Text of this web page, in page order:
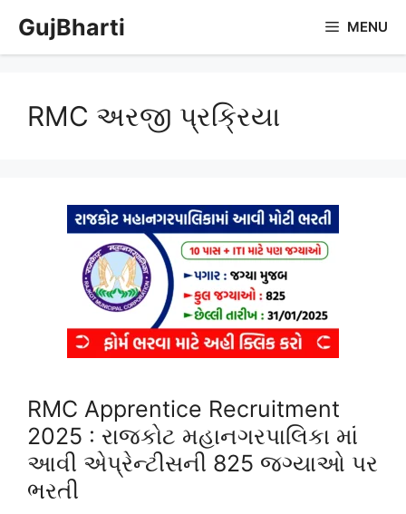
content
GujBharti MENU
RMC અરજી પ્રક્રિયા
RMC Apprentice Recruitment
2025 : રાજકોટ મહાનગરપાલિકા માં
આવી એપ્રેન્ટીસની 825 જગ્યાઓ પર
ભરતી